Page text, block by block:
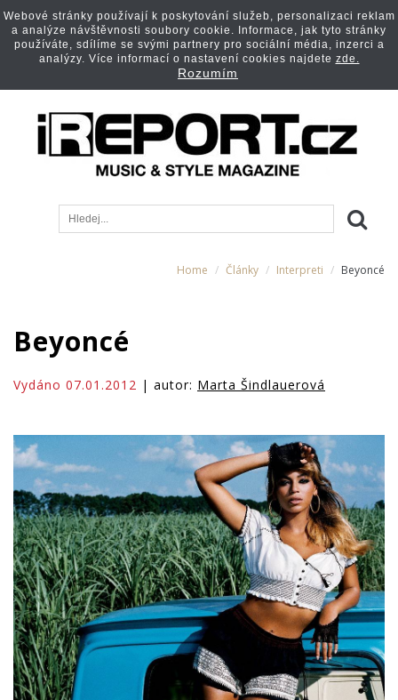
Home Články Interpreti Beyoncé
Beyoncé
Vydáno 07.01.2012 | autor: Marta Šindlauerová
Webové stránky používají k poskytování služeb, personalizaci reklam
a analýze návštěvnosti soubory cookie. Informace, jak tyto stránky
používáte, sdílíme se svými partnery pro sociální média, inzerci a
analýzy. Více informací o nastavení cookies najdete zde.
Rozumím